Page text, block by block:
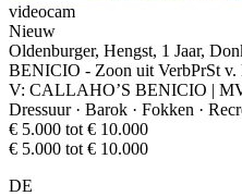
videocam
Nieuw
Oldenburger, Hengst, 1 Jaar,
BENICIO - Zoon uit VerbPrSt
V: CALLAHO’S BENICIO |
Dressuur · Barok · Fokken ·
€ 5.000 tot € 10.000
€ 5.000 tot € 10.000
DE